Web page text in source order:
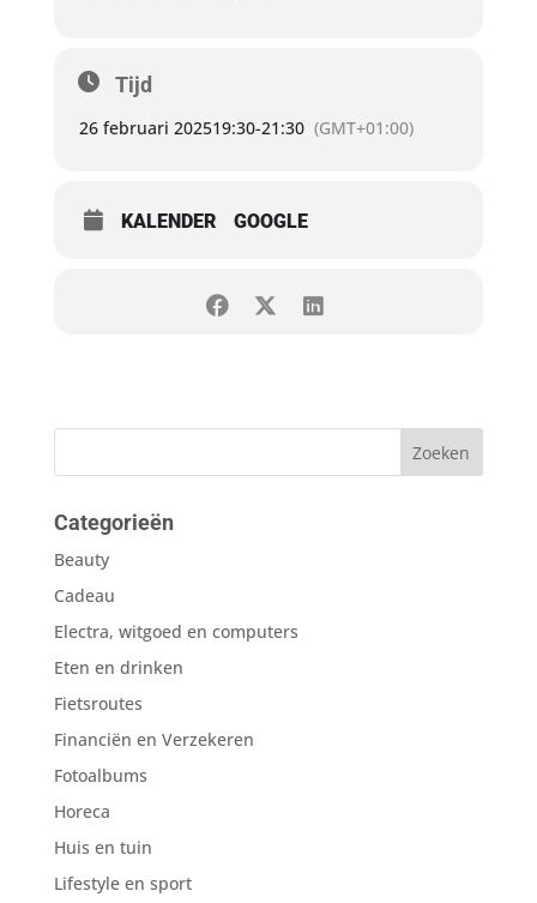
Tijd
26 februari 202519:30-21:30 (GMT+01:00)
KALENDER GOOGLE
Categorieën
Beauty
Cadeau
Electra, witgoed en computers
Eten en drinken
Fietsroutes
Financiën en Verzekeren
Fotoalbums
Horeca
Huis en tuin
Lifestyle en sport